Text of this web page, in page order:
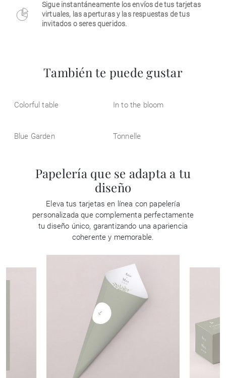
Sigue instantáneamente los envíos de tus tarjetas
virtuales, las aperturas y las respuestas de tus
invitados o seres queridos.
También te puede gustar
Colorful table In to the bloom
Blue Garden Tonnelle
Papelería que se adapta a tu
diseño
Eleva tus tarjetas en línea con papelería
personalizada que complementa perfectamente
tu diseño único, garantizando una apariencia
coherente y memorable.